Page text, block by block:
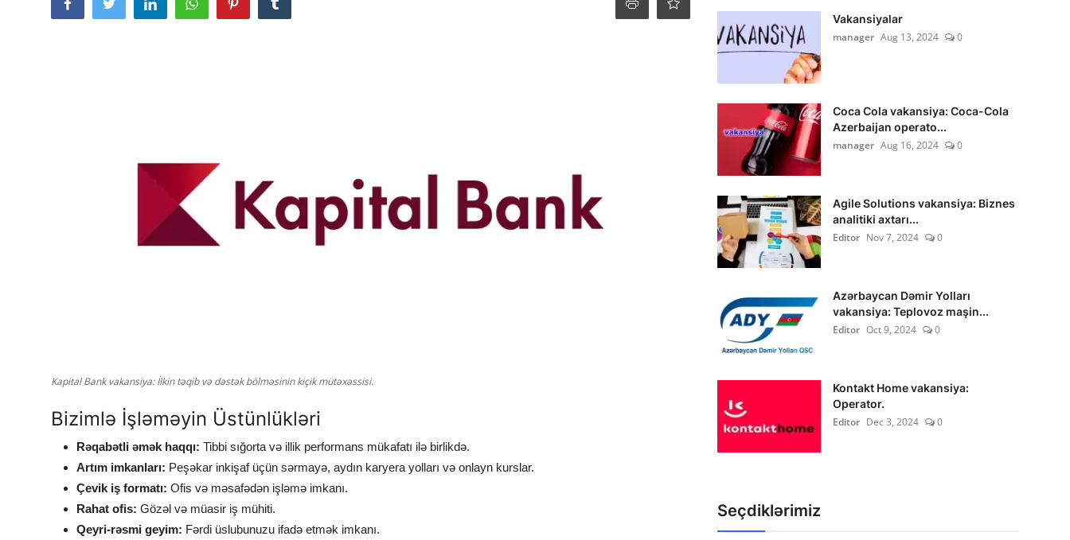
Kapital Bank vakansiya: İlkin təqib və dəstək bölməsinin kiçik mütəxəssisi.
Bizimlə İşləməyin Üstünlükləri
Rəqabətli əmək haqqı: Tibbi sığorta və illik performans mükafatı ilə birlikdə.
Artım imkanları: Peşəkar inkişaf üçün sərmayə, aydın karyera yolları və onlayn kurslar.
Çevik iş formatı: Ofis və məsafədən işləmə imkanı.
Rahat ofis: Gözəl və müasir iş mühiti.
Qeyri-rəsmi geyim: Fərdi üslubunuzu ifadə etmək imkanı.
Vakansiyalar
manager Aug 13, 2024 0
Coca Cola vakansiya: Coca-Cola
Azerbaijan operato...
manager Aug 16, 2024 0
Agile Solutions vakansiya: Biznes
analitiki axtarı...
Editor Nov 7, 2024 0
Azərbaycan Dəmir Yolları
vakansiya: Teplovoz maşin...
Editor Oct 9, 2024 0
Kontakt Home vakansiya:
Operator.
Editor Dec 3, 2024 0
Seçdiklərimiz